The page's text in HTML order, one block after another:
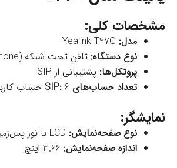
مشخصات کلی:
مدل:
نوع دستگاه: تلفن تحت شبکه (IP Phone)
پروتکل‌ها: پشتیبانی از SIP
تعداد حساب‌های SIP: 6 حساب کاربری SIP
نمایشگر:
نوع صفحه‌نمایش:
اندازه صفحه‌نمایش: